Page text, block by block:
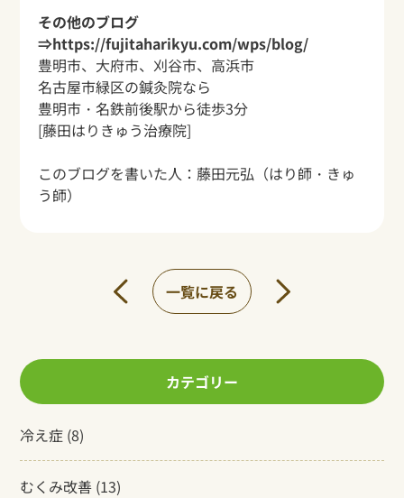
その他のブログ
⇒https://fujitaharikyu.com/wps/blog/
豊明市、大府市、刈谷市、高浜市
名古屋市緑区の鍼灸院なら
豊明市・名鉄前後駅から徒歩3分
[藤田はりきゅう治療院]
このブログを書いた人： 藤田元弘 （はり師・きゅ
う師）
一覧に戻る
カテゴリー
冷え症 (8)
むくみ改善 (13)